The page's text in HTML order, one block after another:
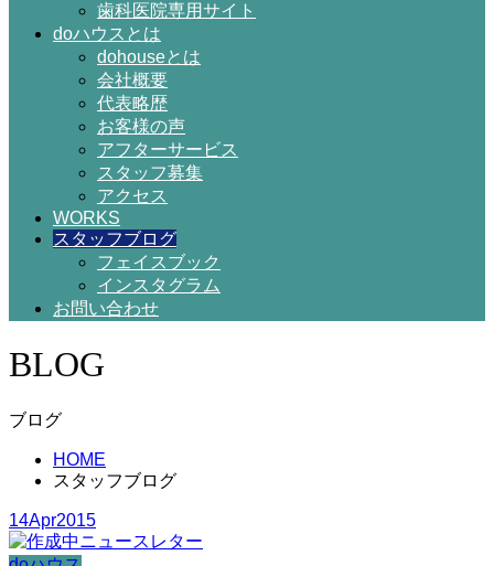
歯科医院専用サイト
doハウスとは
dohouseとは
会社概要
代表略歴
お客様の声
アフターサービス
スタッフ募集
アクセス
WORKS
スタッフブログ
フェイスブック
インスタグラム
お問い合わせ
BLOG
ブログ
HOME
スタッフブログ
14Apr2015